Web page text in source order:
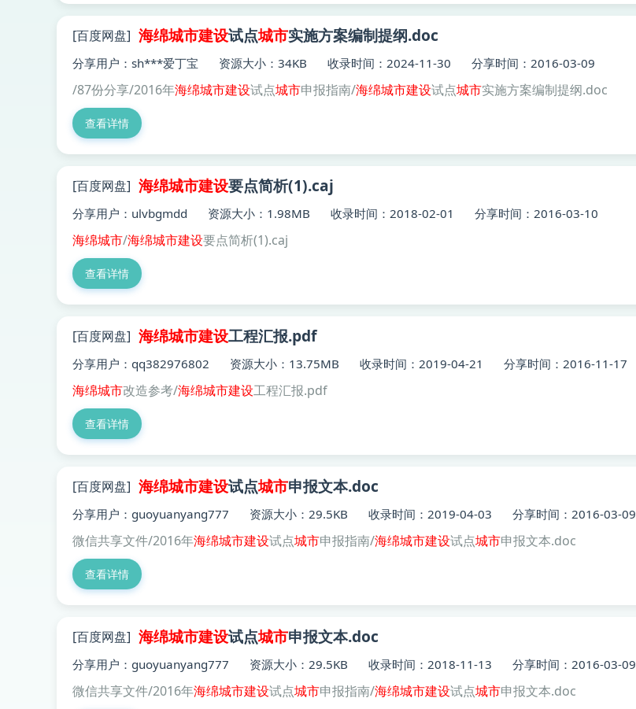
[百度网盘] 海绵城市建设试点城市实施方案编制提纲.doc
分享用户：sh***爱丁宝 资源大小：34KB 收录时间：2024-11-30 分享时间：2016-03-09
/87份分享/2016年海绵城市建设试点城市申报指南/海绵城市建设试点城市实施方案编制提纲.doc
查看详情
[百度网盘] 海绵城市建设要点简析(1).caj
分享用户：ulvbgmdd 资源大小：1.98MB 收录时间：2018-02-01 分享时间：2016-03-10
海绵城市/海绵城市建设要点简析(1).caj
查看详情
[百度网盘] 海绵城市建设工程汇报.pdf
分享用户：qq382976802 资源大小：13.75MB 收录时间：2019-04-21 分享时间：2016-11-17
海绵城市改造参考/海绵城市建设工程汇报.pdf
查看详情
[百度网盘] 海绵城市建设试点城市申报文本.doc
分享用户：guoyuanyang777 资源大小：29.5KB 收录时间：2019-04-03 分享时间：2016-03-09
微信共享文件/2016年海绵城市建设试点城市申报指南/海绵城市建设试点城市申报文本.doc
查看详情
[百度网盘] 海绵城市建设试点城市申报文本.doc
分享用户：guoyuanyang777 资源大小：29.5KB 收录时间：2018-11-13 分享时间：2016-03-09
微信共享文件/2016年海绵城市建设试点城市申报指南/海绵城市建设试点城市申报文本.doc